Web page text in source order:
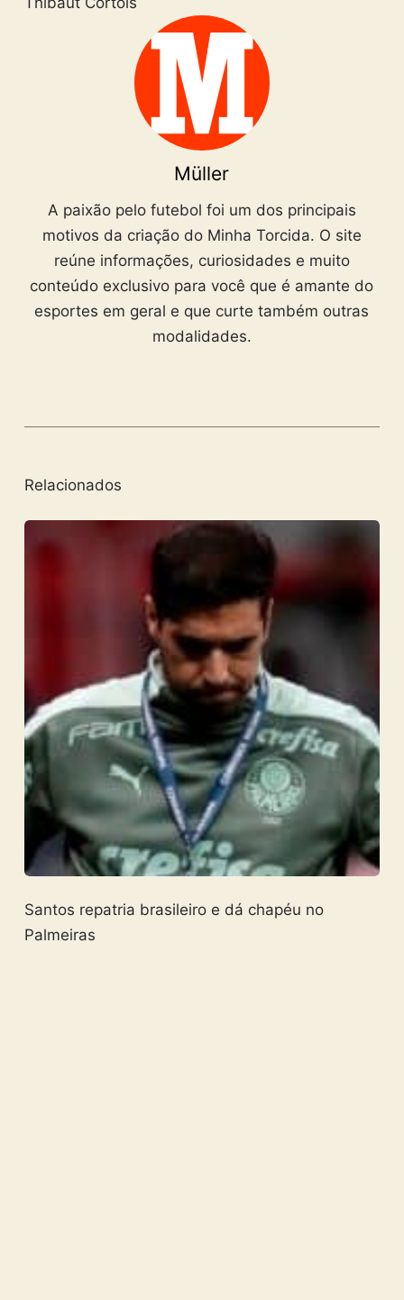
Müller
A paixão pelo futebol foi um dos principais
motivos da criação do Minha Torcida. O site
reúne informações, curiosidades e muito
conteúdo exclusivo para você que é amante do
esportes em geral e que curte também outras
modalidades.
Relacionados
Santos repatria brasileiro e dá chapéu no
Palmeiras